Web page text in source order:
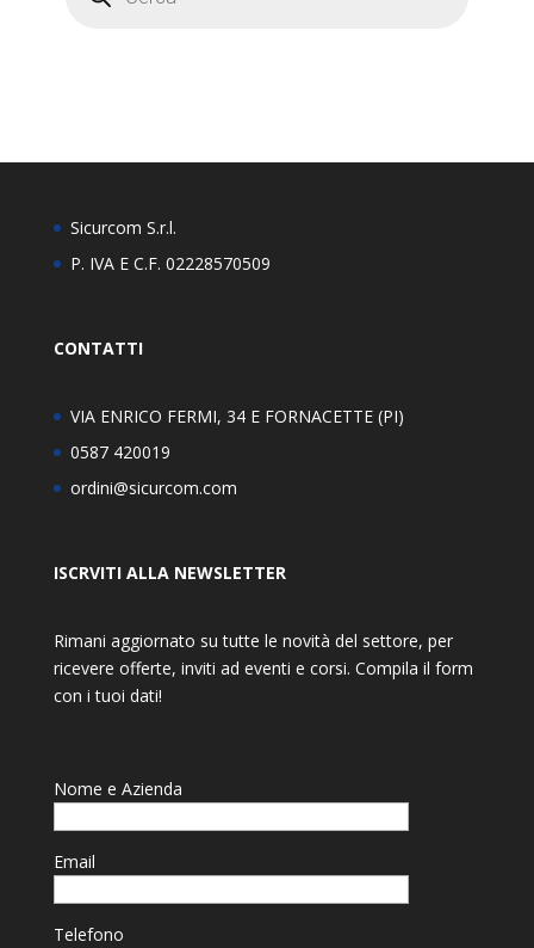
Sicurcom S.r.l.
P. IVA E C.F. 02228570509
CONTATTI
VIA ENRICO FERMI, 34 E FORNACETTE (PI)
0587 420019
ordini@sicurcom.com
ISCRVITI ALLA NEWSLETTER
Rimani aggiornato su tutte le novità del settore, per
ricevere offerte, inviti ad eventi e corsi. Compila il form
con i tuoi dati!
Nome e Azienda
Email
Telefono